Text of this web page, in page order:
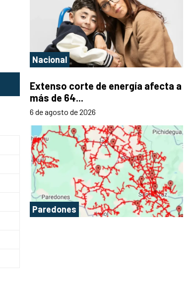
Nacional
Extenso corte de energía afecta a
más de 64...
6 de agosto de 2026
Paredones